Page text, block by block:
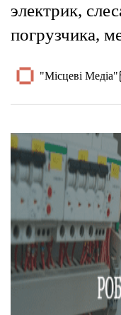
электрик,
погрузчика,
"Місцеві Медіа"